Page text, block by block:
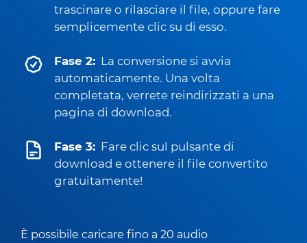
trascinare o rilasciare il file, oppure fare
semplicemente clic su di esso.
Fase 2: La conversione si avvia
automaticamente. Una volta
completata, verrete reindirizzati a una
pagina di download.
Fase 3: Fare clic sul pulsante di
download e ottenere il file convertito
gratuitamente!
È possibile caricare fino a 20 audio